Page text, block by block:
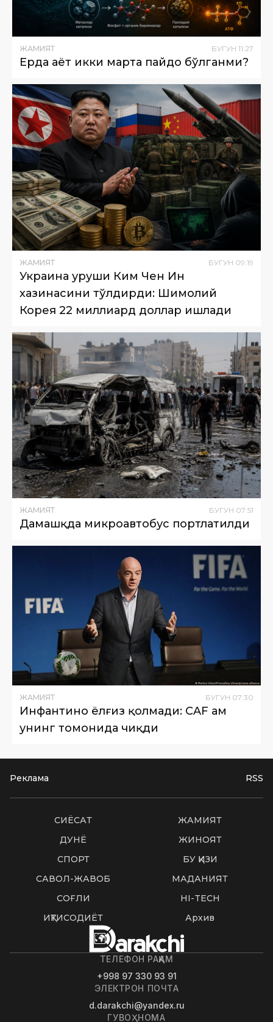
ЖАМИЯТ БУГУН 11:27
Ерда ҳаёт икки марта пайдо бўлганми?
ЖАМИЯТ БУГУН 09:19
Украина уруши Ким Чен Ин
хазинасини тўлдирди: Шимолий
Корея 22 миллиард доллар ишлади
ЖАМИЯТ БУГУН 07:51
Дамашқда микроавтобус портлатилди
ЖАМИЯТ БУГУН 07:30
Инфантино ёлғиз қолмади: CAF ҳам
унинг томонида чиқди
Реклама RSS
СИËСАТ
ЖАМИЯТ
ДУНË
ЖИНОЯТ
СПОРТ
БУ ҚИЗИҚ
САВОЛ-ЖАВОБ
МАДАНИЯТ
СОҒЛИҚ
HI-TECH
ИҚТИСОДИЁТ
Архив
ТЕЛЕФОН РАҚАМ
+998 97 330 93 91
ЭЛЕКТРОН ПОЧТА
d.darakchi@yandex.ru
ГУВОҲНОМА